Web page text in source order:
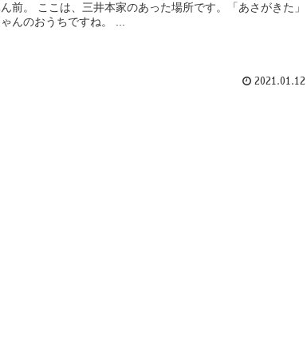
前。 ここは、三井本家のあった場所です。「あさがきた」
んのおうちですね。 ...
2021.01.12